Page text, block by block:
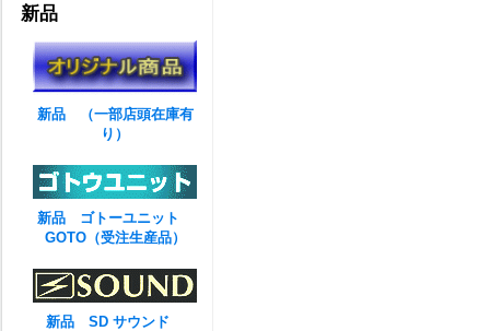
新品
新品 （一部店頭在庫有
り）
新品 ゴトーユニット
GOTO（受注生産品）
新品 SD サウンド